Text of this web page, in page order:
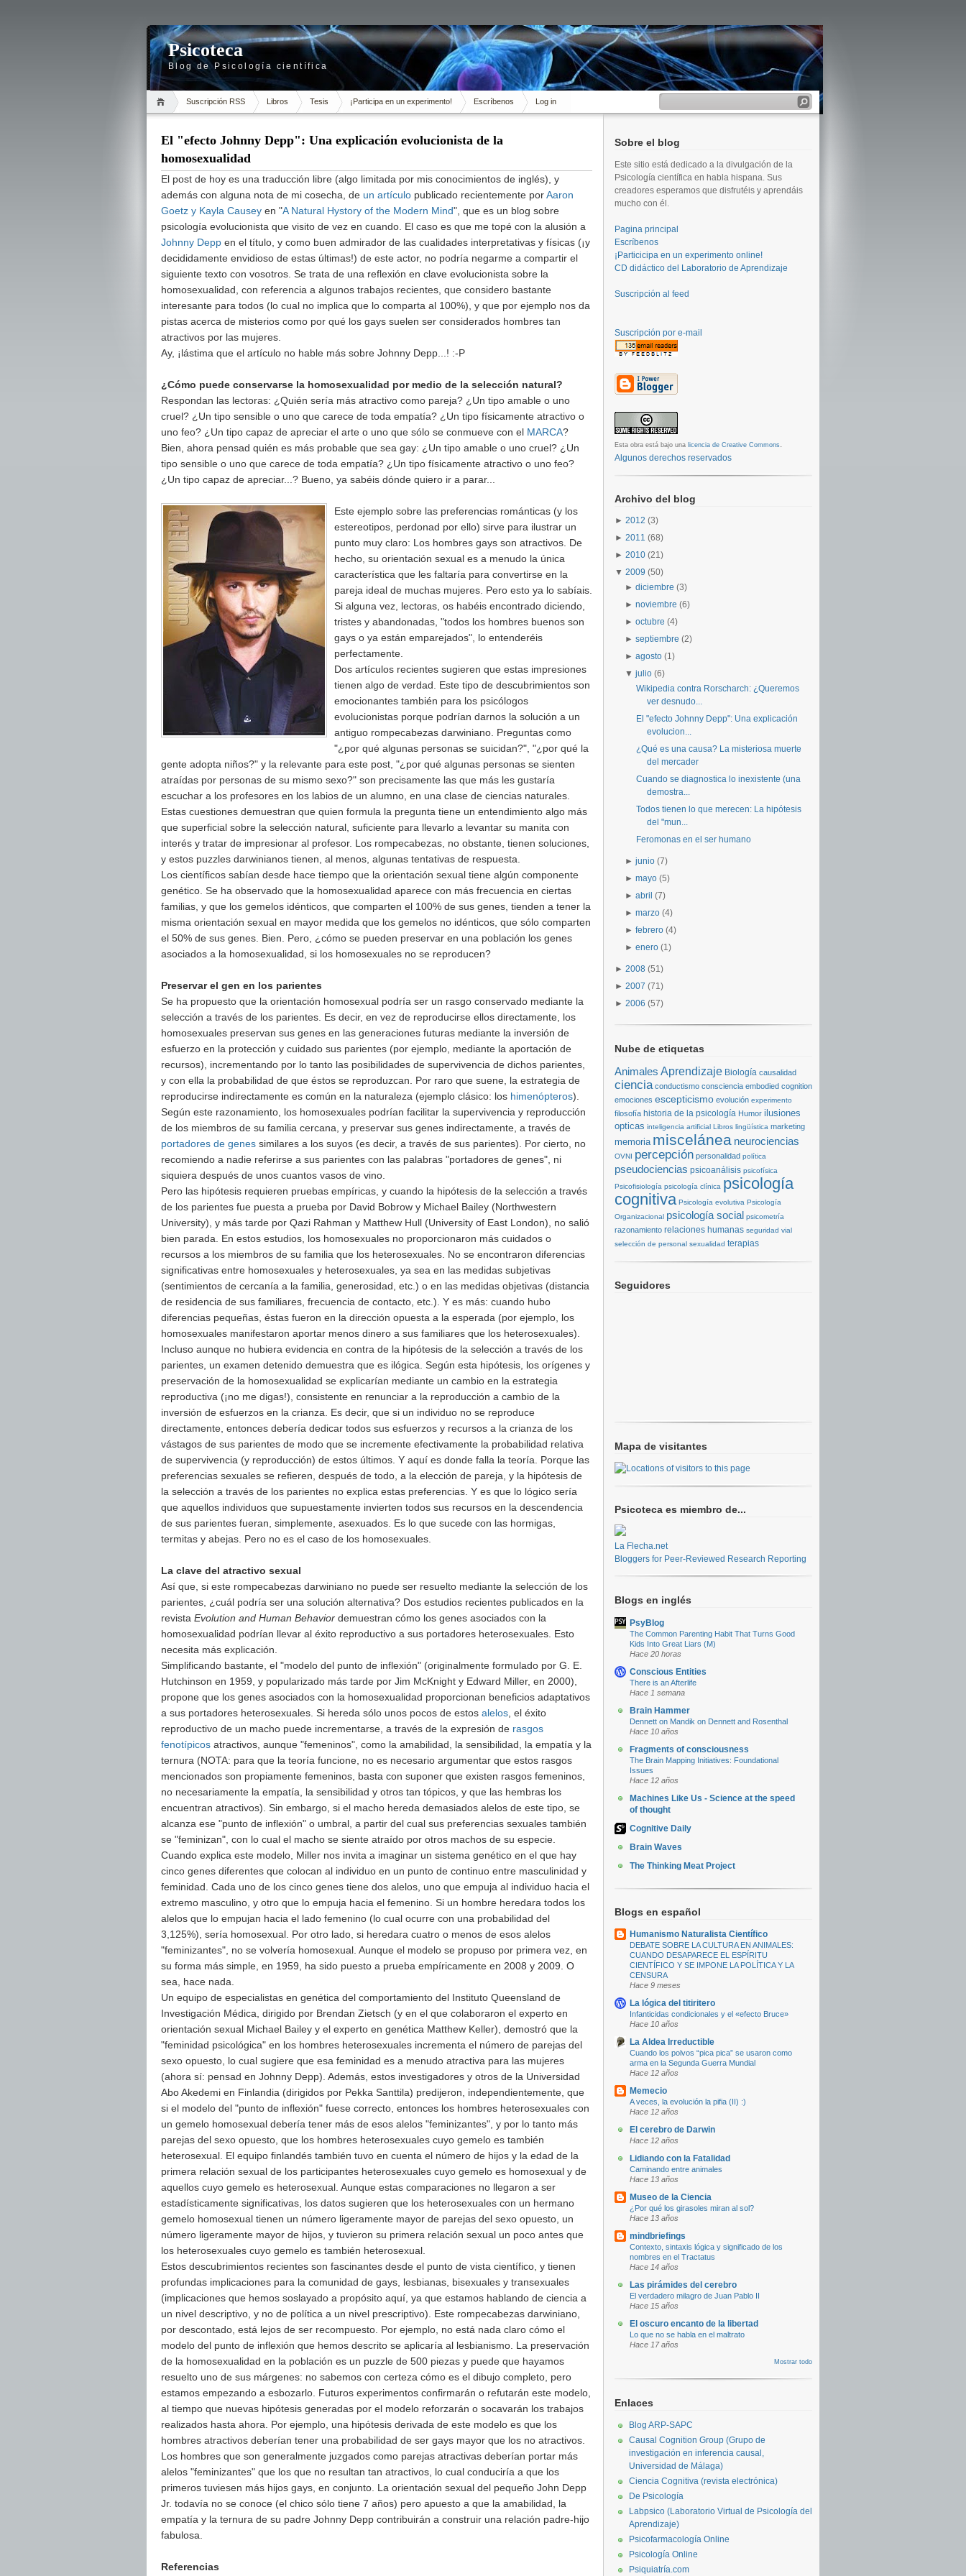
Psicoteca
Blog de Psicología científica
Suscripción RSS Libros Tesis ¡Participa en un experimento! Escríbenos Log in
El "efecto Johnny Depp": Una explicación evolucionista de la
homosexualidad
El post de hoy es una traducción libre (algo limitada por mis conocimientos de inglés), y
además con alguna nota de mi cosecha, de un artículo publicado recientemente porAaron
Goetz y Kayla Causey en "A Natural Hystory of the Modern Mind", que es un blog sobre
psicología evolucionista que visito de vez en cuando. El caso es que me topé con la alusión a
Johnny Depp en el título, y como buen admirador de las cualidades interpretativas y físicas (¡y
decididamente envidioso de estas últimas!) de este actor, no podría negarme a compartir el
siguiente texto con vosotros. Se trata de una reflexión en clave evolucionista sobre la
homosexualidad, con referencia a algunos trabajos recientes, que considero bastante
interesante para todos (lo cual no implica que lo comparta al 100%), y que por ejemplo nos da
pistas acerca de misterios como por qué los gays suelen ser considerados hombres tan
atractivos por las mujeres.
Ay, ¡lástima que el artículo no hable más sobre Johnny Depp...! :-P
¿Cómo puede conservarse la homosexualidad por medio de la selección natural?
Respondan las lectoras: ¿Quién sería más atractivo como pareja? ¿Un tipo amable o uno
cruel? ¿Un tipo sensible o uno que carece de toda empatía? ¿Un tipo físicamente atractivo o
uno feo? ¿Un tipo capaz de apreciar el arte o uno que sólo se conmueve con el MARCA?
Bien, ahora pensad quién es más probable que sea gay: ¿Un tipo amable o uno cruel? ¿Un
tipo sensible o uno que carece de toda empatía? ¿Un tipo físicamente atractivo o uno feo?
¿Un tipo capaz de apreciar...? Bueno, ya sabéis dónde quiero ir a parar...
Este ejemplo sobre las preferencias románticas (y los
estereotipos, perdonad por ello) sirve para ilustrar un
punto muy claro: Los hombres gays son atractivos. De
hecho, su orientación sexual es a menudo la única
característica que les faltaría para convertirse en la
pareja ideal de muchas mujeres. Pero esto ya lo sabíais.
Si alguna vez, lectoras, os habéis encontrado diciendo,
tristes y abandonadas, "todos los hombres buenos son
gays o ya están emparejados", lo entenderéis
perfectamente.
Dos artículos recientes sugieren que estas impresiones
tienen algo de verdad. Este tipo de descubrimientos son
emocionantes también para los psicólogos
evolucionistas porque podrían darnos la solución a un
antiguo rompecabezas darwiniano. Preguntas como
"¿por qué algunas personas se suicidan?", "¿por qué la
gente adopta niños?" y la relevante para este post, "¿por qué algunas personas se sienten
atraídas por personas de su mismo sexo?" son precisamente las que más les gustaría
escuchar a los profesores en los labios de un alumno, en una clase de ciencias naturales.
Estas cuestiones demuestran que quien formula la pregunta tiene un entendimiento algo más
que superficial sobre la selección natural, suficiente para llevarlo a levantar su manita con
interés y tratar de impresionar al profesor. Los rompecabezas, no obstante, tienen soluciones,
y estos puzzles darwinianos tienen, al menos, algunas tentativas de respuesta.
Los científicos sabían desde hace tiempo que la orientación sexual tiene algún componente
genético. Se ha observado que la homosexualidad aparece con más frecuencia en ciertas
familias, y que los gemelos idénticos, que comparten el 100% de sus genes, tienden a tener la
misma orientación sexual en mayor medida que los gemelos no idénticos, que sólo comparten
el 50% de sus genes. Bien. Pero, ¿cómo se pueden preservar en una población los genes
asociados a la homosexualidad, si los homosexuales no se reproducen?
Preservar el gen en los parientes
Se ha propuesto que la orientación homosexual podría ser un rasgo conservado mediante la
selección a través de los parientes. Es decir, en vez de reproducirse ellos directamente, los
homosexuales preservan sus genes en las generaciones futuras mediante la inversión de
esfuerzo en la protección y cuidado sus parientes (por ejemplo, mediante la aportación de
recursos), incrementando por lo tanto las posibilidades de supervivencia de dichos parientes,
y con ella la probabilidad de que éstos se reproduzcan. Por raro que suene, la estrategia de
reproducirse indirectamente es común en la naturaleza (ejemplo clásico: los himenópteros).
Según este razonamiento, los homosexuales podrían facilitar la supervivencia y reproducción
de los miembros de su familia cercana, y preservar sus genes indirectamente, a través de
portadores de genes similares a los suyos (es decir, a través de sus parientes). Por cierto, no
recomiendo a nadie referirse a sus parientes con las palabras "portadores de genes", ni
siquiera después de unos cuantos vasos de vino.
Pero las hipótesis requieren pruebas empíricas, y cuando la hipótesis de la selección a través
de los parientes fue puesta a prueba por David Bobrow y Michael Bailey (Northwestern
University), y más tarde por Qazi Rahman y Matthew Hull (University of East London), no salió
bien parada. En estos estudios, los homosexuales no proporcionaron más cuidados o
recursos a los miembros de su familia que los heterosexuales. No se encontraron diferencias
significativas entre homosexuales y heterosexuales, ya sea en las medidas subjetivas
(sentimientos de cercanía a la familia, generosidad, etc.) o en las medidas objetivas (distancia
de residencia de sus familiares, frecuencia de contacto, etc.). Y es más: cuando hubo
diferencias pequeñas, éstas fueron en la dirección opuesta a la esperada (por ejemplo, los
homosexuales manifestaron aportar menos dinero a sus familiares que los heterosexuales).
Incluso aunque no hubiera evidencia en contra de la hipótesis de la selección a través de los
parientes, un examen detenido demuestra que es ilógica. Según esta hipótesis, los orígenes y
preservación de la homosexualidad se explicarían mediante un cambio en la estrategia
reproductiva (¡no me digas!), consistente en renunciar a la reproducción a cambio de la
inversión de esfuerzos en la crianza. Es decir, que si un individuo no se reproduce
directamente, entonces debería dedicar todos sus esfuerzos y recursos a la crianza de los
vástagos de sus parientes de modo que se incremente efectivamente la probabilidad relativa
de supervivencia (y reproducción) de estos últimos. Y aquí es donde falla la teoría. Porque las
preferencias sexuales se refieren, después de todo, a la elección de pareja, y la hipótesis de
la selección a través de los parientes no explica estas preferencias. Y es que lo lógico sería
que aquellos individuos que supuestamente invierten todos sus recursos en la descendencia
de sus parientes fueran, simplemente, asexuados. Es lo que sucede con las hormigas,
termitas y abejas. Pero no es el caso de los homosexuales.
La clave del atractivo sexual
Así que, si este rompecabezas darwiniano no puede ser resuelto mediante la selección de los
parientes, ¿cuál podría ser una solución alternativa? Dos estudios recientes publicados en la
revista Evolution and Human Behavior demuestran cómo los genes asociados con la
homosexualidad podrían llevar al éxito reproductivo a sus portadores heterosexuales. Esto
necesita más explicación.
Simplificando bastante, el "modelo del punto de inflexión" (originalmente formulado por G. E.
Hutchinson en 1959, y popularizado más tarde por Jim McKnight y Edward Miller, en 2000),
propone que los genes asociados con la homosexualidad proporcionan beneficios adaptativos
a sus portadores heterosexuales. Si hereda sólo unos pocos de estos alelos , el éxito
reproductivo de un macho puede incrementarse, a través de la expresión de rasgos
fenotípicos atractivos, aunque "femeninos", como la amabilidad, la sensibilidad, la empatía y la
ternura (NOTA: para que la teoría funcione, no es necesario argumentar que estos rasgos
mencionados son propiamente femeninos, basta con suponer que existen rasgos femeninos,
no necesariamente la empatía, la sensibilidad y otros tan tópicos, y que las hembras los
encuentran atractivos). Sin embargo, si el macho hereda demasiados alelos de este tipo, se
alcanza ese "punto de inflexión" o umbral, a partir del cual sus preferencias sexuales también
se "feminizan", con lo cual el macho se siente atraído por otros machos de su especie.
Cuando explica este modelo, Miller nos invita a imaginar un sistema genético en el que hay
cinco genes diferentes que colocan al individuo en un punto de continuo entre masculinidad y
feminidad. Cada uno de los cinco genes tiene dos alelos, uno que empuja al individuo hacia el
extremo masculino, y otro que lo empuja hacia el femenino. Si un hombre heredara todos los
alelos que lo empujan hacia el lado femenino (lo cual ocurre con una probabilidad del
3,125%), sería homosexual. Por otro lado, si heredara cuatro o menos de esos alelos
"feminizantes", no se volvería homosexual. Aunque el modelo se propuso por primera vez, en
su forma más simple, en 1959, ha sido puesto a prueba empíricamente en 2008 y 2009. O
sea, hace nada.
Un equipo de especialistas en genética del comportamiento del Instituto Queensland de
Investigación Médica, dirigido por Brendan Zietsch (y en el que colaboraron el experto en
orientación sexual Michael Bailey y el experto en genética Matthew Keller), demostró que la
"feminidad psicológica" en los hombres heterosexuales incrementa el número de parejas del
sexo opuesto, lo cual sugiere que esa feminidad es a menudo atractiva para las mujeres
(ahora sí: pensad en Johnny Depp). Además, estos investigadores y otros de la Universidad
Abo Akedemi en Finlandia (dirigidos por Pekka Santtila) predijeron, independientemente, que
si el modelo del "punto de inflexión" fuese correcto, entonces los hombres heterosexuales con
un gemelo homosexual debería tener más de esos alelos "feminizantes", y por lo tanto más
parejas del sexo opuesto, que los hombres heterosexuales cuyo gemelo es también
heterosexual. El equipo finlandés también tuvo en cuenta el número de hijos y la edad de la
primera relación sexual de los participantes heterosexuales cuyo gemelo es homosexual y de
aquellos cuyo gemelo es heterosexual. Aunque estas comparaciones no llegaron a ser
estadísticamente significativas, los datos sugieren que los heterosexuales con un hermano
gemelo homosexual tienen un número ligeramente mayor de parejas del sexo opuesto, un
número ligeramente mayor de hijos, y tuvieron su primera relación sexual un poco antes que
los heterosexuales cuyo gemelo es también heterosexual.
Estos descubrimientos recientes son fascinantes desde el punto de vista científico, y tienen
profundas implicaciones para la comunidad de gays, lesbianas, bisexuales y transexuales
(implicaciones que hemos soslayado a propósito aquí, ya que estamos hablando de ciencia a
un nivel descriptivo, y no de política a un nivel prescriptivo). Este rompecabezas darwiniano,
por descontado, está lejos de ser recompuesto. Por ejemplo, no está nada claro cómo el
modelo del punto de inflexión que hemos descrito se aplicaría al lesbianismo. La preservación
de la homosexualidad en la población es un puzzle de 500 piezas y puede que hayamos
resuelto uno de sus márgenes: no sabemos con certeza cómo es el dibujo completo, pero
estamos empezando a esbozarlo. Futuros experimentos confirmarán o refutarán este modelo,
al tiempo que nuevas hipótesis generadas por el modelo reforzarán o socavarán los trabajos
realizados hasta ahora. Por ejemplo, una hipótesis derivada de este modelo es que los
hombres atractivos deberían tener una probabilidad de ser gays mayor que los no atractivos.
Los hombres que son generalmente juzgados como parejas atractivas deberían portar más
alelos "feminizantes" que los que no resultan tan atractivos, lo cual conduciría a que los
primeros tuviesen más hijos gays, en conjunto. La orientación sexual del pequeño John Depp
Jr. todavía no se conoce (el chico sólo tiene 7 años) pero apuesto a que la amabilidad, la
empatía y la ternura de su padre Johnny Depp contribuirán a construir una relación padre-hijo
fabulosa.
Referencias
Sobre el blog
Este sitio está dedicado a la divulgación de la
Psicología científica en habla hispana. Sus
creadores esperamos que disfrutéis y aprendáis
mucho con él.
Pagina principal
Escríbenos
¡Particicipa en un experimento online!
CD didáctico del Laboratorio de Aprendizaje
Suscripción al feed
Suscripción por e-mail
Esta obra está bajo una licencia de Creative Commons
Algunos derechos reservados
Archivo del blog
► 2012 (3)
► 2011 (68)
► 2010 (21)
▼ 2009 (50)
►diciembre(3)
►noviembre(6)
►octubre(4)
►septiembre(2)
►agosto(1)
▼julio(6)
Wikipedia contra Rorscharch: ¿Queremos
ver desnudo...
El "efecto Johnny Depp": Una explicación
evolucion...
¿Qué es una causa? La misteriosa muerte
del mercader
Cuando se diagnostica lo inexistente (una
demostra...
Todos tienen lo que merecen: La hipótesis
del "mun...
Feromonas en el ser humano
►junio(7)
►mayo(5)
►abril(7)
►marzo(4)
►febrero(4)
►enero(1)
► 2008 (51)
► 2007 (71)
► 2006 (57)
Nube de etiquetas
Animales Aprendizaje Biología causalidad
ciencia conductismo consciencia embodied cognition
emociones escepticismo evolución experimento
filosofía historia de la psicología Humor ilusiones
opticas inteligencia artificial Libros lingüística marketing
memoria miscelánea neurociencias
OVNI percepción personalidad política
pseudociencias psicoanálisis psicofísica
Psicofisiología psicología clínica psicología
cognitiva Psicología evolutiva Psicología
Organizacional psicología social psicometría
razonamiento relaciones humanas seguridad vial
selección de personal sexualidad terapias
Seguidores
Mapa de visitantes
Psicoteca es miembro de...
La Flecha.net
Bloggers for Peer-Reviewed Research Reporting
Blogs en inglés
PsyBlog
The Common Parenting Habit That Turns Good
Kids Into Great Liars (M)
Hace 20 horas
Conscious Entities
There is an Afterlife
Hace 1 semana
Brain Hammer
Dennett on Mandik on Dennett and Rosenthal
Hace 10 años
Fragments of consciousness
The Brain Mapping Initiatives: Foundational
Issues
Hace 12 años
Machines Like Us - Science at the speed
of thought
Cognitive Daily
Brain Waves
The Thinking Meat Project
Blogs en español
Humanismo Naturalista Científico
DEBATE SOBRE LA CULTURA EN ANIMALES:
CUANDO DESAPARECE EL ESPÍRITU
CIENTÍFICO Y SE IMPONE LA POLÍTICA Y LA
CENSURA
Hace 9 meses
La lógica del titiritero
Infanticidas condicionales y el «efecto Bruce»
Hace 10 años
La Aldea Irreductible
Cuando los polvos “pica pica” se usaron como
arma en la Segunda Guerra Mundial
Hace 12 años
Memecio
A veces, la evolución la pifia (II) :)
Hace 12 años
El cerebro de Darwin
Hace 12 años
Lidiando con la Fatalidad
Caminando entre animales
Hace 13 años
Museo de la Ciencia
¿Por qué los girasoles miran al sol?
Hace 13 años
mindbriefings
Contexto, sintaxis lógica y significado de los
nombres en el Tractatus
Hace 14 años
Las pirámides del cerebro
El verdadero milagro de Juan Pablo II
Hace 15 años
El oscuro encanto de la libertad
Lo que no se habla en el maltrato
Hace 17 años
Mostrar todo
Enlaces
Blog ARP-SAPC
Causal Cognition Group (Grupo de
investigación en inferencia causal,
Universidad de Málaga)
Ciencia Cognitiva (revista electrónica)
De Psicología
Labpsico (Laboratorio Virtual de Psicología del
Aprendizaje)
Psicofarmacología Online
Psicología Online
Psiquiatría.com